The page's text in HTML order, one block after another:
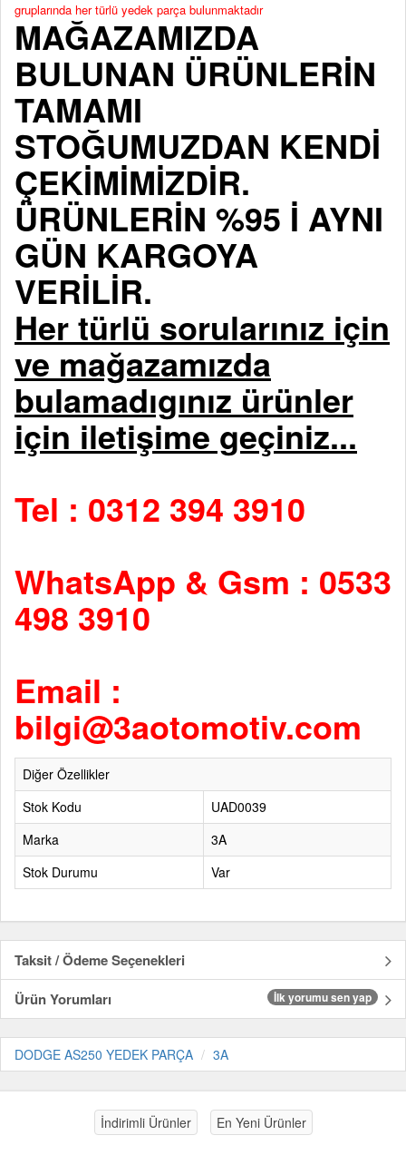
gruplarında her türlü yedek parça bulunmaktadır
MAĞAZAMIZDA
BULUNAN ÜRÜNLERİN
TAMAMI
STOĞUMUZDAN KENDİ
ÇEKİMİMİZDİR.
ÜRÜNLERİN %95 İ AYNI
GÜN KARGOYA
VERİLİR.
Her türlü sorularınız için
ve mağazamızda
bulamadıgınız ürünler
için iletişime geçiniz...
Tel : 0312 394 3910
WhatsApp & Gsm : 0533
498 3910
Email :
bilgi@3aotomotiv.com
Diğer Özellikler
Stok Kodu
UAD0039
Marka
3A
Stok Durumu
Var
Taksit / Ödeme Seçenekleri
Ürün Yorumları
İlk yorumu sen yap
DODGE AS250 YEDEK PARÇA 3A
İndirimli Ürünler En Yeni Ürünler